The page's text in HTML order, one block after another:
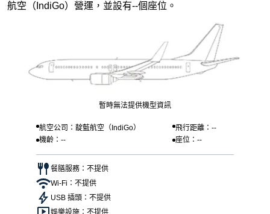
航空（IndiGo）營運，並設有--個座位。
暫時無法提供機型資訊
航空公司：靛藍航空（IndiGo）
飛行距離：--
機齡：--
座位：--
餐膳服務：不提供
Wi-Fi：不提供
USB 插頭：不提供